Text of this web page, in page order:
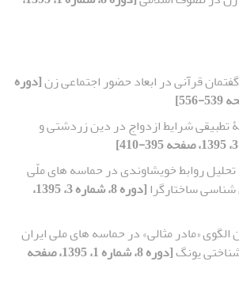
گفتمان قرآنی در ابعاد حضور اجتماعی زن[دوره
تطبیقی شرایط ازدواج در دین زردشتی و
تحلیل روابط خویشاوندی در حماسه های ملّی
شناسی ساختارگرا
[دوره 8، شماره 3، 1395،
«مادر مثالی» در حماسه های ملی ایران
یونگ
[دوره 8، شماره 1، 1395، صفحه